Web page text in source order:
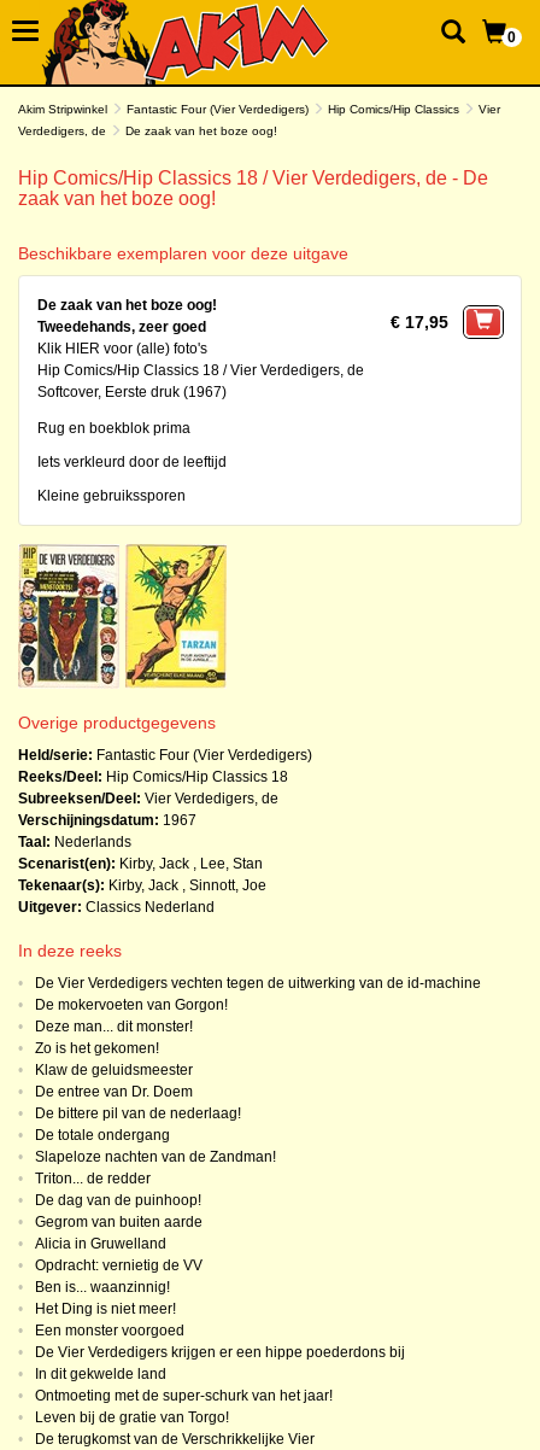
0
Akim Stripwinkel Fantastic Four (Vier Verdedigers) Hip Comics/Hip Classics
Vier
Verdedigers, de
De zaak van het boze oog!
Hip Comics/Hip Classics 18 / Vier Verdedigers, de - De
zaak van het boze oog!
Beschikbare exemplaren voor deze uitgave
De zaak van het boze oog!
Tweedehands, zeer goed
Klik HIER voor (alle) foto's
Hip Comics/Hip Classics 18 / Vier Verdedigers, de
Softcover, Eerste druk (1967)
Rug en boekblok prima
Iets verkleurd door de leeftijd
Kleine gebruikssporen
€ 17,95
Overige productgegevens
Held/serie: Fantastic Four (Vier Verdedigers)
Reeks/Deel: Hip Comics/Hip Classics 18
Subreeksen/Deel: Vier Verdedigers, de
Verschijningsdatum: 1967
Taal: Nederlands
Scenarist(en): Kirby, Jack , Lee, Stan
Tekenaar(s): Kirby, Jack , Sinnott, Joe
Uitgever: Classics Nederland
In deze reeks
•
De Vier Verdedigers vechten tegen de uitwerking van de id-machine
•
De mokervoeten van Gorgon!
•
Deze man... dit monster!
•
Zo is het gekomen!
•
Klaw de geluidsmeester
•
De entree van Dr. Doem
•
De bittere pil van de nederlaag!
•
De totale ondergang
•
Slapeloze nachten van de Zandman!
•
Triton... de redder
•
De dag van de puinhoop!
•
Gegrom van buiten aarde
•
Alicia in Gruwelland
•
Opdracht: vernietig de VV
•
Ben is... waanzinnig!
•
Het Ding is niet meer!
•
Een monster voorgoed
•
De Vier Verdedigers krijgen er een hippe poederdons bij
•
In dit gekwelde land
•
Ontmoeting met de super-schurk van het jaar!
•
Leven bij de gratie van Torgo!
•
De terugkomst van de Verschrikkelijke Vier